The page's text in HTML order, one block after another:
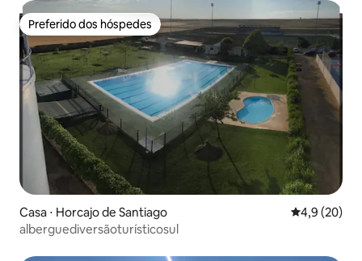
Preferido dos hóspedes
Preferido dos hóspedes
Casa ⋅ Horcajo de Santiago 4,9 de uma
4,9 (20)
alberguediversãoturísticosul